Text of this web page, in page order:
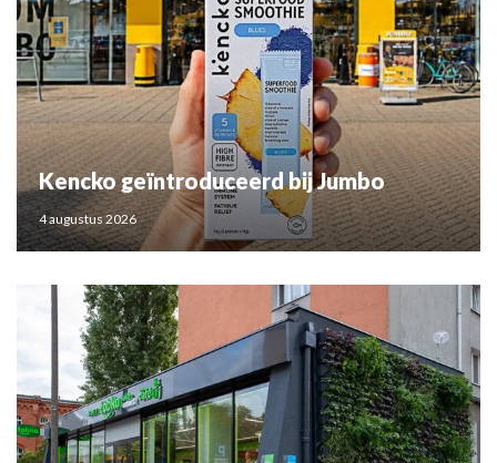
Kencko geïntroduceerd bij Jumbo
4 augustus 2026